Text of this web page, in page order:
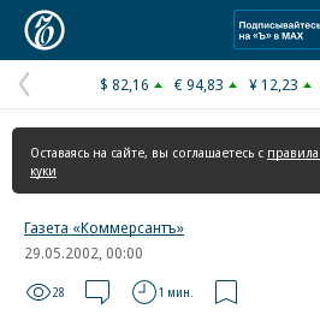
Предыдущая
страница
$ 82,16 € 94,83 ¥ 12,23
Оставаясь на сайте, вы соглашаетесь с
куки
Газета «Коммерсантъ»
29.05.2002, 00:00
28 1 мин.